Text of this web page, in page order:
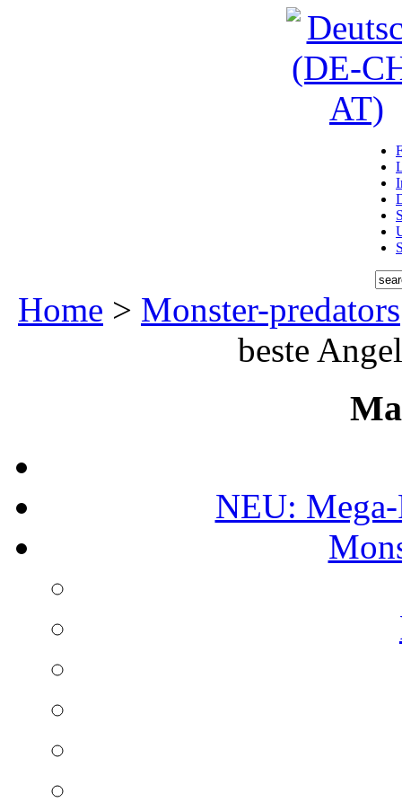
Home > Monster-predators
beste
NEU: